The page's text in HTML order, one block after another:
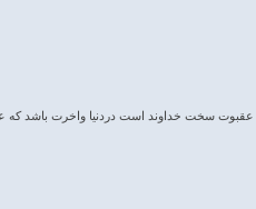
سخت خداوند است دردنیا واخرت باشد که